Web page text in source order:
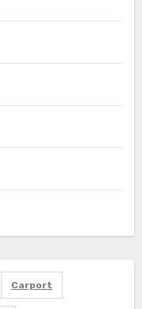
Carport